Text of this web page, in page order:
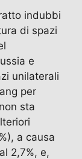
indubbi
di spazi
e
unilaterali
per
sta
a causa
2,7%, e,